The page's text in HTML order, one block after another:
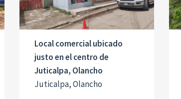
Local comercial ubicado
justo en el centro de
Juticalpa, Olancho
Juticalpa, Olancho